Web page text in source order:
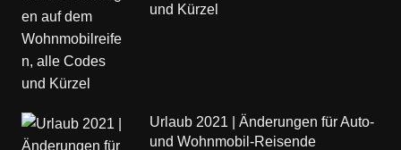
und Kürzel
Urlaub 2021 | Änderungen für Auto-
und Wohnmobil-Reisende